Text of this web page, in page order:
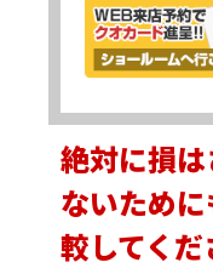
絶対に損
ないため
較してくだ